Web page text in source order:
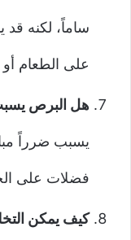
ساماً، لكنه قد
على الطعام
هل البرص
يسبب ضرراً
فضلات على
كيف يمكن